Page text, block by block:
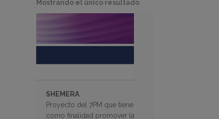
Mostrando el único resultado
SHEMERA
Proyecto del 7PM que tiene
como finalidad promover la